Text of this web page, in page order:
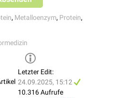
, Metalloenzym, Protein,
Letzter Edit:
24.09.2025, 15:12
10.316 Aufrufe